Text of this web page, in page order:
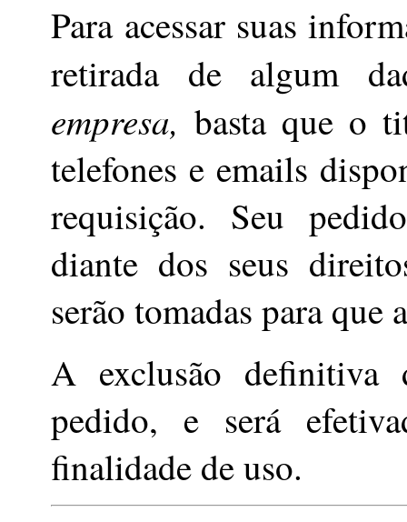
Para acessar suas
retirada de algum
empresa,basta que o
telefones e emails
requisição. Seu
diante dos seus
serão tomadas para que
A exclusão
pedido, e será
finalidade de uso.